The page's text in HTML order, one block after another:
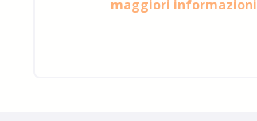
maggiori informazioni